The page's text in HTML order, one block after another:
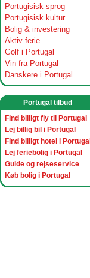
Portugisisk sprog
Portugisisk kultur
Bolig & investering
Aktiv ferie
Golf i Portugal
Vin fra Portugal
Danskere i Portugal
Portugal tilbud
Find billigt fly til Portugal
Lej billig bil i Portugal
Find billigt hotel i Portugal
Lej feriebolig i Portugal
Guide og rejseservice
Køb bolig i Portugal